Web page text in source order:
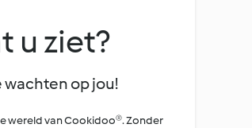
u ziet?
wachten op jou!
wereld van Cookidoo®. Zonder